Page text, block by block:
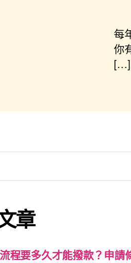
每
你
[…]
章
程要多久才能撥款？申請